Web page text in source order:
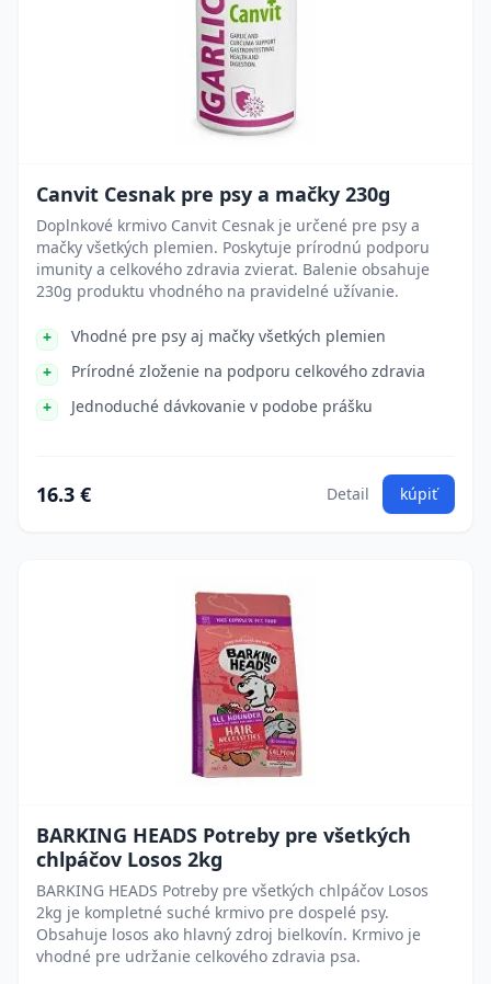
Canvit Cesnak pre psy a mačky 230g
Doplnkové krmivo Canvit Cesnak je určené pre psy a
mačky všetkých plemien. Poskytuje prírodnú podporu
imunity a celkového zdravia zvierat. Balenie obsahuje
230g produktu vhodného na pravidelné užívanie.
Vhodné pre psy aj mačky všetkých plemien
Prírodné zloženie na podporu celkového zdravia
Jednoduché dávkovanie v podobe prášku
16.3 € Detail kúpiť
BARKING HEADS Potreby pre všetkých
chlpáčov Losos 2kg
BARKING HEADS Potreby pre všetkých chlpáčov Losos
2kg je kompletné suché krmivo pre dospelé psy.
Obsahuje losos ako hlavný zdroj bielkovín. Krmivo je
vhodné pre udržanie celkového zdravia psa.